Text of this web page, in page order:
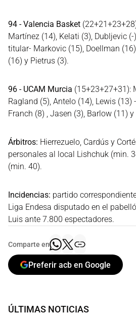
94 - Valencia Basket
Martínez (14), Kelati (3), Dubljevic
titular- Markovic (15), Doellman
(16) y Pietrus (3).
96 - UCAM Murcia (15+23+27+31):
Ragland (5), Antelo (14), Lewis
Franch (8) , Jasen (3), Barlow (11)
Árbitros: Hierrezuelo, Cardús y
personales al local Lishchuk (min.
(min. 40).
Incidencias: partido
Liga Endesa disputado en el
Luis ante 7.800 espectadores.
Comparte en
Preferir acb en Google
ÚLTIMAS NOTICIAS